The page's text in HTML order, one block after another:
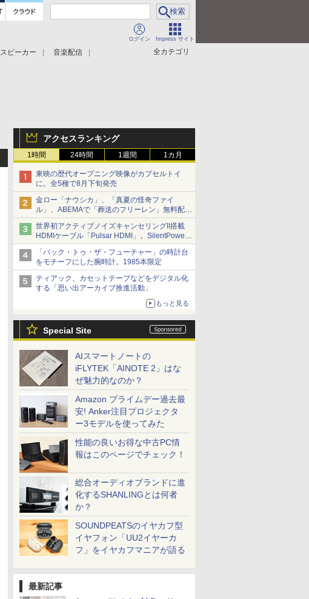
ログイン Impress サイト
全カテゴリ
スピーカー
音楽配信
アクセスランキング
1時間 24時間 1週間 1カ月
東映の歴代オープニング映像がカプセルトイ
に。全5種で8月下旬発売
金ロー「ナウシカ」、「真夏の怪奇ファイ
ル」、ABEMAで「葬送のフリーレン」無料配信
など。夏の特番・配信情報
世界初アクティブノイズキャンセリングII搭載
HDMIケーブル「Pulsar HDMI」。SilentPower
から
「バック・トゥ・ザ・フューチャー」の時計台
をモチーフにした腕時計。1985本限定
ティアック、カセットテープなどをデジタル化
する「思い出アーカイブ推進活動」
もっと見る
Special Site
AIスマートノートの
iFLYTEK「AINOTE 2」はな
ぜ魅力的なのか？
Amazon プライムデー過去最
安! Anker注目プロジェクタ
ー3モデルを使ってみた
性能の良いお得な中古PC情
報はこのページでチェック！
総合オーディオブランドに進
化するSHANLINGとは何者
か？
SOUNDPEATSのイヤカフ型
イヤフォン「UU2イヤーカ
フ」をイヤカフマニアが語る
最新記事